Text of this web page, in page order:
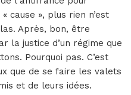
cause », plus rien n’est
Après, bon, être
la justice d’un régime que
Pourquoi pas. C’est
que de se faire les valets
et de leurs idées.